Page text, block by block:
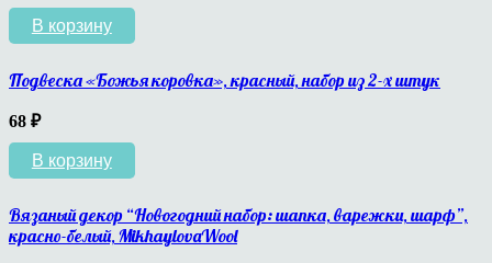
В корзину
Подвеска «Божья коровка», красный, набор из 2-х штук
68 ₽
В корзину
Вязаный декор “Новогодний набор: шапка, варежки, шарф”,
красно-белый, MikhaylovaWool